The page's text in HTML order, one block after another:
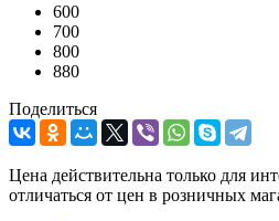
600
700
800
880
Поделиться
Цена действительна только для
отличаться от цен в розничных